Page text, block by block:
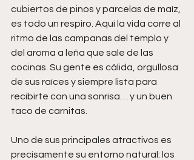
cubiertos de pinos y parcelas de maíz,
es todo un respiro. Aquí la vida corre al
ritmo de las campanas del templo y
del aroma a leña que sale de las
cocinas. Su gente es cálida, orgullosa
de sus raíces y siempre lista para
recibirte con una sonrisa… y un buen
taco de carnitas.
Uno de sus principales atractivos es
precisamente su entorno natural: los